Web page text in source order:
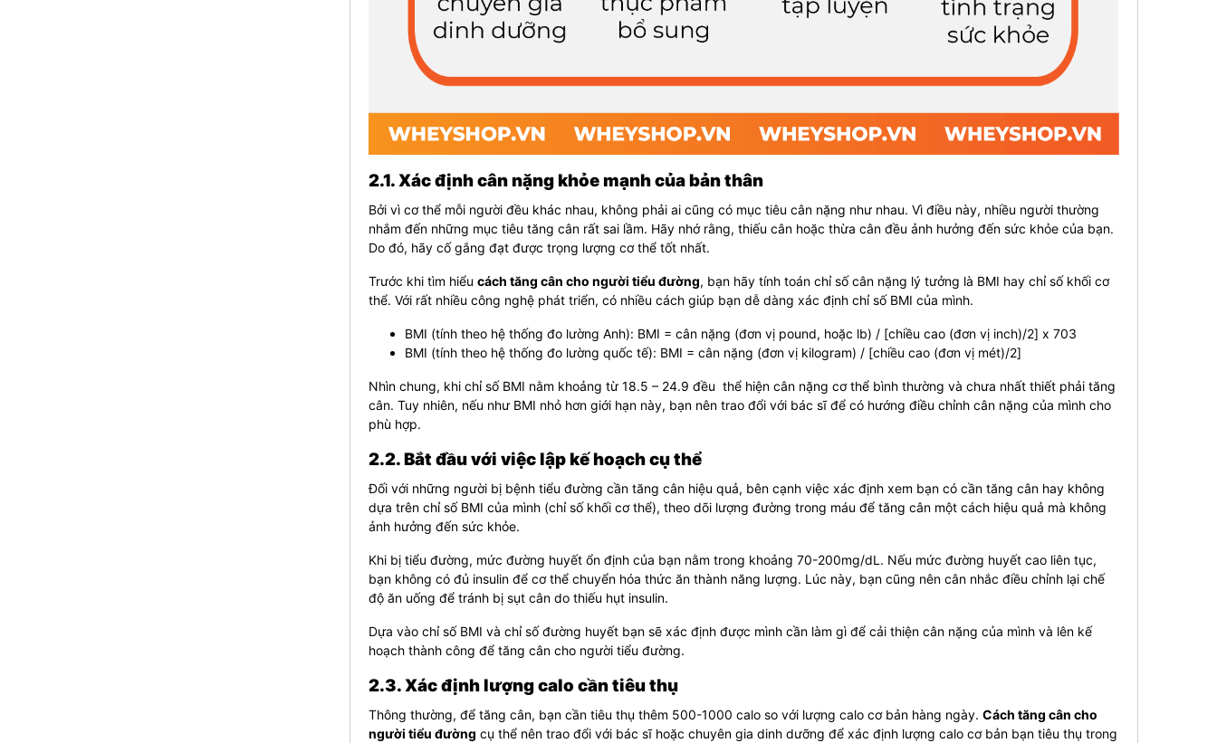
2.1. Xác định cân nặng khỏe mạnh của bản thân
Bởi vì cơ thể mỗi người đều khác nhau, không phải ai cũng có mục tiêu cân nặng như nhau. Vì điều này, nhiều người thường
nhắm đến những mục tiêu tăng cân rất sai lầm. Hãy nhớ rằng, thiếu cân hoặc thừa cân đều ảnh hưởng đến sức khỏe của bạn.
Do đó, hãy cố gắng đạt được trọng lượng cơ thể tốt nhất.
Trước khi tìm hiểu cách tăng cân cho người tiểu đường, bạn hãy tính toán chỉ sốcân nặng lý tưởng là BMI hay chỉ số khối cơ
thể. Với rất nhiều công nghệ phát triển, có nhiều cách giúp bạn dễ dàng xác định chỉ số BMI của mình.
BMI (tính theo hệ thống đo lường Anh): BMI = cân nặng (đơn vị pound, hoặc lb) / [chiều cao (đơn vị inch)/2] x 703
BMI (tính theo hệ thống đo lường quốc tế): BMI = cân nặng (đơn vị kilogram) / [chiều cao (đơn vị mét)/2]
Nhìn chung, khi chỉ số BMI nằm khoảng từ 18.5 – 24.9 đều thể hiện cân nặng cơ thể bình thường và chưa nhất thiết phải tăng
cân. Tuy nhiên, nếu như BMI nhỏ hơn giới hạn này, bạn nên trao đổi với bác sĩ để có hướng điều chỉnh cân nặng của mình cho
phù hợp.
2.2. Bắt đầu với việc lập kế hoạch cụ thể
Đối với những người bị bệnh tiểu đường cần tăng cân hiệu quả, bên cạnh việc xác định xem bạn có cần tăng cân hay không
dựa trên chỉ số BMI của mình (chỉ số khối cơ thể), theo dõi lượng đường trong máu để tăng cân một cách hiệu quả mà không
ảnh hưởng đến sức khỏe.
Khi bị tiểu đường, mức đường huyết ổn định của bạn nằm trong khoảng 70-200mg/dL. Nếu mức đường huyết cao liên tục,
bạn không có đủ insulin để cơ thể chuyển hóa thức ăn thành năng lượng. Lúc này, bạn cũng nên cân nhắc điều chỉnh lại chế
độ ăn uống để tránh bị sụt cân do thiếu hụt insulin.
Dựa vào chỉ số BMI và chỉ số đường huyết bạn sẽ xác định được mình cần làm gì để cải thiện cân nặng của mình và lên kế
hoạch thành công để tăng cân cho người tiểu đường.
2.3. Xác định lượng calo cần tiêu thụ
Thông thường, để tăng cân, bạn cần tiêu thụ thêm 500-1000 calo so với lượng calo cơ bản hàng ngày. Cách tăng cân cho
người tiểu đường cụ thể nên trao đổi với bác sĩ hoặc chuyên gia dinh dưỡng để xác định lượng calo cơ bản bạn tiêu thụ trong